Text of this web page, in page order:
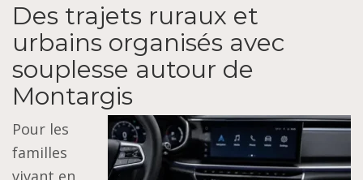
Des trajets ruraux et
urbains organisés avec
souplesse autour de
Montargis
Pour les
familles
vivant en